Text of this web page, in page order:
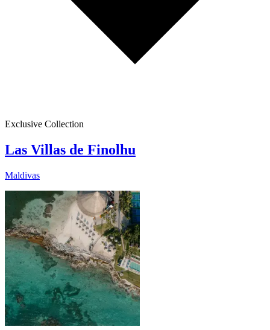
Exclusive Collection
Las Villas de Finolhu
Maldivas